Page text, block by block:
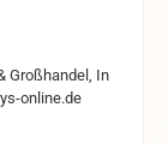
Großhandel, In
online.de